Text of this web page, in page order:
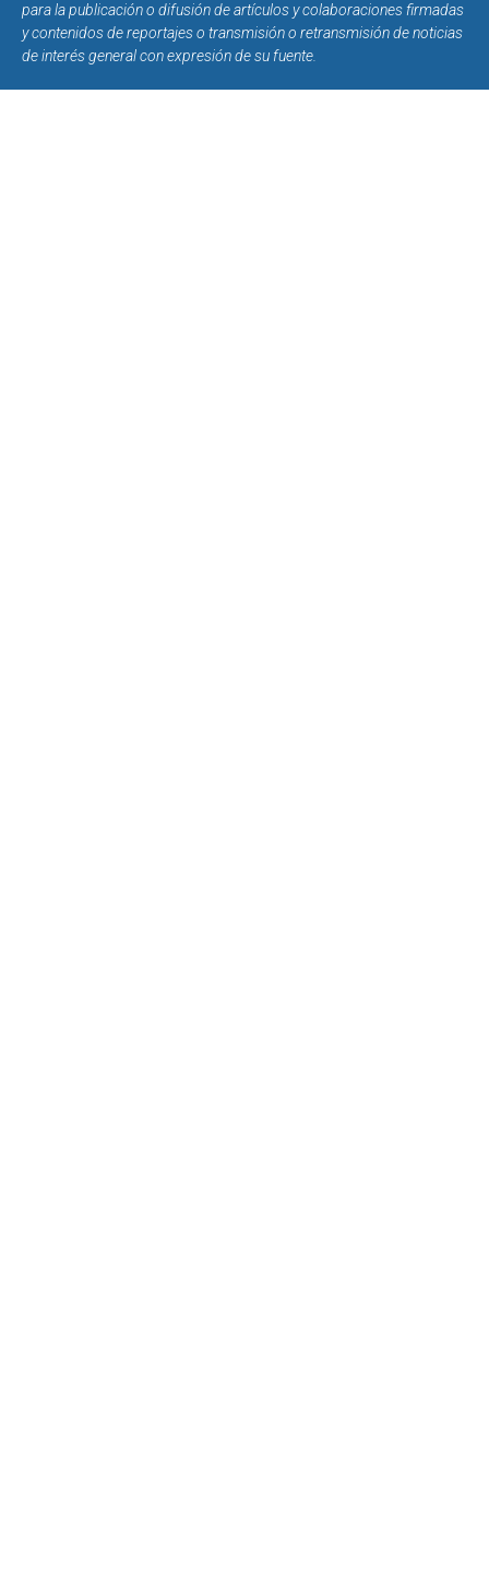
para la publicación o difusión de artículos y colaboraciones firmadas
y contenidos de reportajes o transmisión o retransmisión de noticias
de interés general con expresión de su fuente.